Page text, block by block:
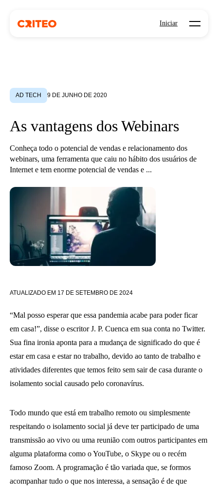
Iniciar Open
AD TECH 9 DE JUNHO DE 2020
As vantagens dos Webinars
Conheça todo o potencial de vendas e relacionamento dos
webinars, uma ferramenta que caiu no hábito dos usuários de
Internet e tem enorme potencial de vendas e ...
ATUALIZADO EM 17 DE SETEMBRO DE 2024
“Mal posso esperar que essa pandemia acabe para poder ficar
em casa!”, disse o escritor J. P. Cuenca em sua conta no Twitter.
Sua fina ironia aponta para a mudança de significado do que é
estar em casa e estar no trabalho, devido ao tanto de trabalho e
atividades diferentes que temos feito sem sair de casa durante o
isolamento social causado pelo coronavírus.
Todo mundo que está em trabalho remoto ou simplesmente
respeitando o isolamento social já deve ter participado de uma
transmissão ao vivo ou uma reunião com outros participantes em
alguma plataforma como o YouTube, o Skype ou o recém
famoso Zoom. A programação é tão variada que, se formos
acompanhar tudo o que nos interessa, a sensação é de que